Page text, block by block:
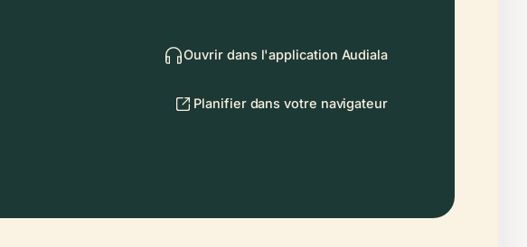
Ouvrir dans l'application Audiala
Planifier dans votre navigateur